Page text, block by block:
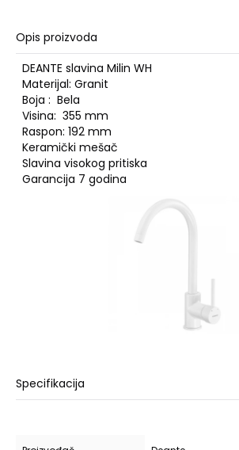
Opis proizvoda
DEANTE slavina Milin WH
Materijal: Granit
Boja : Bela
Visina: 355 mm
Raspon: 192 mm
Keramički mešač
Slavina visokog pritiska
Garancija 7 godina
Specifikacija